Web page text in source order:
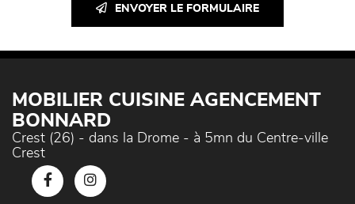
ENVOYER LE FORMULAIRE
MOBILIER CUISINE AGENCEMENT
BONNARD
Crest (26) - dans la Drome - à 5mn du Centre-ville
Crest